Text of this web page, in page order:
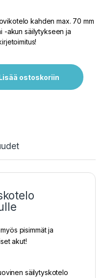
kahden max. 70 mm
-akun säilytykseen ja
- Akun max pituus 70 mm
ostoskoriin
pisimmät ja
akut!
säilytyskotelo